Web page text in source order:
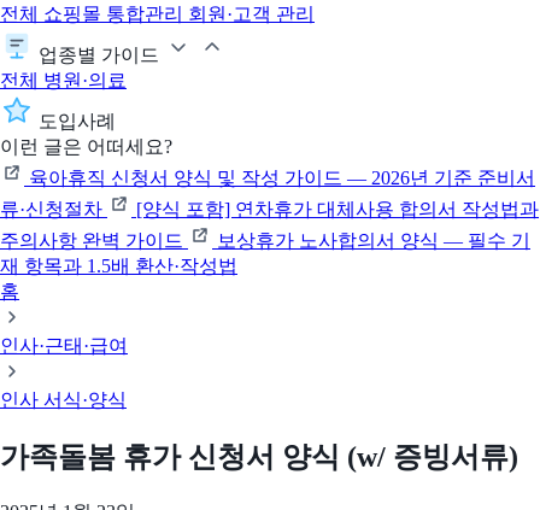
전체 쇼핑몰 통합관리 회원·고객 관리
업종별 가이드
전체 병원·의료
도입사례
이런 글은 어떠세요?
육아휴직 신청서 양식 및 작성 가이드 — 2026년 기준 준비서
류·신청절차
[양식 포함] 연차휴가 대체사용 합의서 작성법과
주의사항 완벽 가이드
보상휴가 노사합의서 양식 — 필수 기
재 항목과 1.5배 환산·작성법
홈
인사·근태·급여
인사 서식·양식
가족돌봄 휴가 신청서 양식 (w/ 증빙서류)